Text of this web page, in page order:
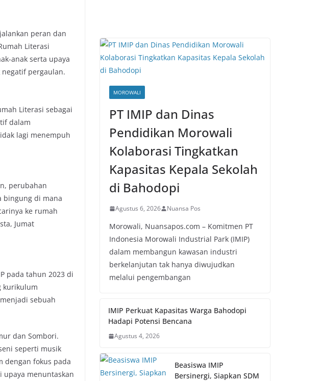
peran dan
Literasi
anak serta upaya
pergaulan.
Literasi sebagai
dalam
lagi menempuh
perubahan
bingung di mana
ke rumah
Jumat
pada tahun 2023 di
kurikulum
sebuah
dan Sombori.
seperti musik
dengan fokus pada
upaya menuntaskan
MOROWALI
PT IMIP dan Dinas
Pendidikan Morowali
Kolaborasi Tingkatkan
Kapasitas Kepala Sekolah
di Bahodopi
Agustus 6, 2026 Nuansa Pos
Morowali, Nuansapos.com – Komitmen PT
Indonesia Morowali Industrial Park (IMIP)
dalam membangun kawasan industri
berkelanjutan tak hanya diwujudkan
melalui pengembangan
IMIP Perkuat Kapasitas Warga Bahodopi
Hadapi Potensi Bencana
Agustus 4, 2026
Beasiswa IMIP
Bersinergi, Siapkan SDM